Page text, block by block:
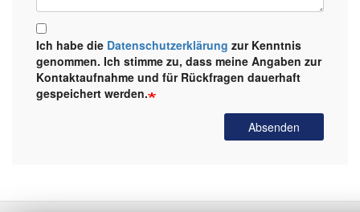
Ich habe die Datenschutzerklärung zur Kenntnis
genommen. Ich stimme zu, dass meine Angaben zur
Kontaktaufnahme und für Rückfragen dauerhaft
gespeichert werden.